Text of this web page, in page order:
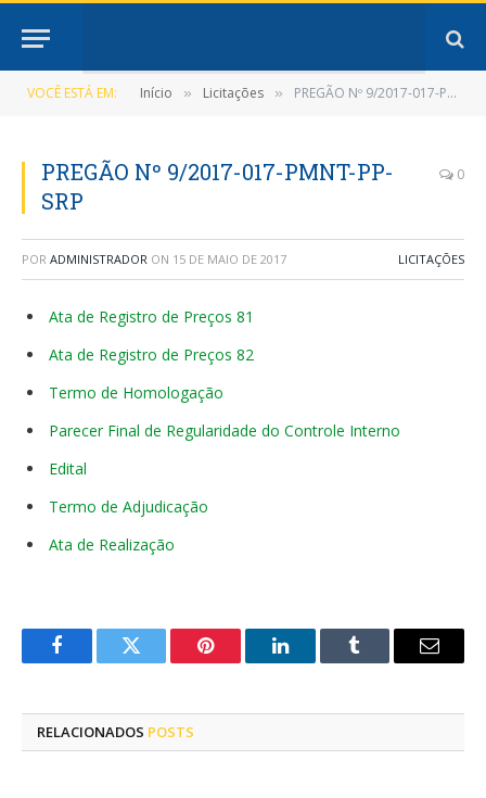
VOCÊ ESTÁ EM: Início » Licitações » PREGÃO Nº 9/2017-017-PMNT-PP-SRP
PREGÃO Nº 9/2017-017-PMNT-PP-
SRP
0
POR ADMINISTRADOR ON 15 DE MAIO DE 2017 LICITAÇÕES
Ata de Registro de Preços 81
Ata de Registro de Preços 82
Termo de Homologação
Parecer Final de Regularidade do Controle Interno
Edital
Termo de Adjudicação
Ata de Realização
FacebookTwitter Pinterest LinkedInTumblr
E-
RELACIONADOS POSTS